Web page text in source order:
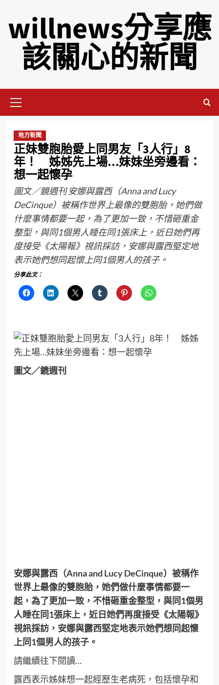
willnews分享應
該關心的新聞
地方新聞
正妹雙胞胎愛上同男友「3人行」8
年！ 姊姊先上場…妹妹坐旁邊看：
想一起懷孕
圖文／鏡週刊 安娜與露西（Anna and Lucy
DeCinque）被稱作世界上最像的雙胞胎，她們做
什麼事情都要一起，為了更加一致，不惜砸重金
整型，與同1個男人睡在同1張床上，近日她們再
度接受《太陽報》視訊採訪，安娜與露西堅定地
表示她們想同起懷上同1個男人的孩子。
分享此文：
圖文／鏡週刊
安娜與露西（Anna and Lucy DeCinque）被稱作
世界上最像的雙胞胎，她們做什麼事情都要一
起，為了更加一致，不惜砸重金整型，與同1個男
人睡在同1張床上，近日她們再度接受《太陽報》
視訊採訪，安娜與露西堅定地表示她們想同起懷
上同1個男人的孩子。
請繼續往下閱讀…
露西表示姊妹想一起經歷生老病死，包括懷孕和